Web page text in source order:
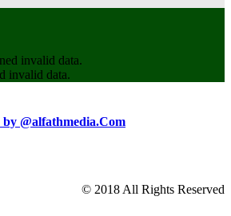
invalid data.
invalid data.
@alfathmedia.Com
© 2018 All Rights Reserved